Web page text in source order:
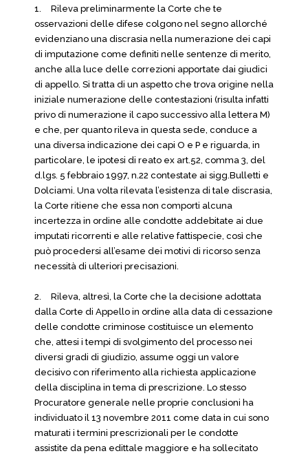
1.
Rileva preliminarmente la Corte che te
osservazioni delle difese colgono nel segno allorché
evidenziano una discrasia nella numerazione dei capi
di imputazione come definiti nelle sentenze di merito,
anche alla luce delle correzioni apportate dai giudici
di appello. Si tratta di un aspetto che trova origine nella
iniziale numerazione delle contestazioni (risulta infatti
privo di numerazione il capo successivo alla lettera M)
e che, per quanto rileva in questa sede, conduce a
una diversa indicazione dei capi O e P e riguarda, in
particolare, le ipotesi di reato ex art.52, comma 3, del
d.lgs. 5 febbraio 1997, n.22 contestate ai sigg.Bulletti e
Dolciami. Una volta rilevata l’esistenza di tale discrasia,
la Corte ritiene che essa non comporti alcuna
incertezza in ordine alle condotte addebitate ai due
imputati ricorrenti e alle relative fattispecie, così che
può procedersi all’esame dei motivi di ricorso senza
necessità di ulteriori precisazioni.
2.
Rileva, altresì, la Corte che la decisione adottata
dalla Corte di Appello in ordine alla data di cessazione
delle condotte criminose costituisce un elemento
che, attesi i tempi di svolgimento del processo nei
diversi gradi di giudizio, assume oggi un valore
decisivo con riferimento alla richiesta applicazione
della disciplina in tema di prescrizione. Lo stesso
Procuratore generale nelle proprie conclusioni ha
individuato il 13 novembre 2011 come data in cui sono
maturati i termini prescrizionali per le condotte
assistite da pena edittale maggiore e ha sollecitato